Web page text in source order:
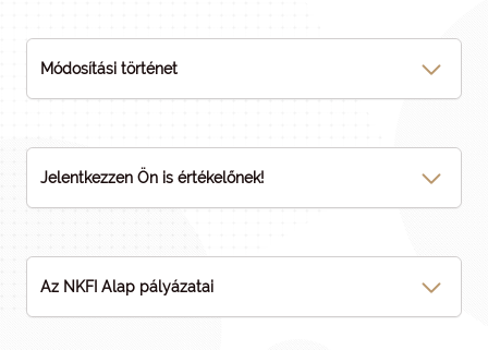
Módosítási történet
Jelentkezzen Ön is értékelőnek!
Az NKFI Alap pályázatai